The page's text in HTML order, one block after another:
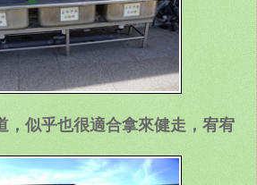
似乎也很適合拿來健走，宥宥